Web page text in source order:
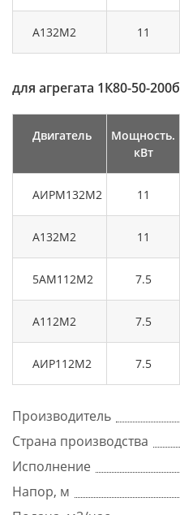
А132М2 11
для агрегата 1К80-50-200б
Двигатель
Мощность.
кВт
АИРМ132М2 11
А132М2 11
5АМ112М2 7.5
А112М2 7.5
АИР112М2 7.5
Производитель
Страна производства
Исполнение
Напор, м